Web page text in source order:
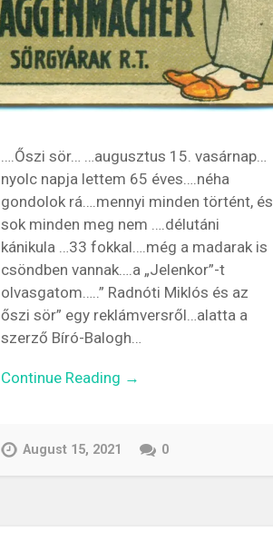
….Őszi sör… …augusztus 15. vasárnap…
nyolc napja lettem 65 éves….néha
gondolok rá….mennyi minden történt, és
sok minden meg nem ….délutáni
kánikula …33 fokkal….még a madarak is
csöndben vannak….a „Jelenkor”-t
olvasgatom…..” Radnóti Miklós és az
őszi sör” egy reklámversről…alatta a
szerző Bíró-Balogh…
Continue Reading →
August 15, 2021 0